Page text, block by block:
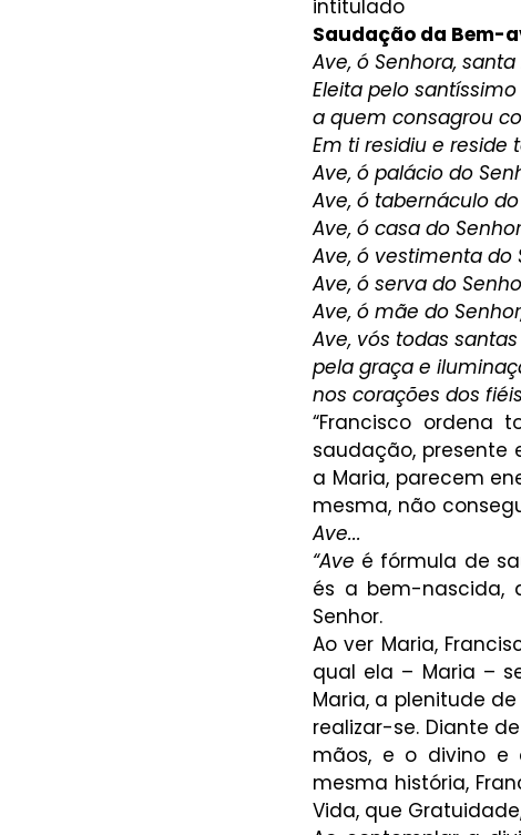
intitulado
Saudação da Bem-
Ave, ó Senhora,
Eleita pelo santíssimo
a quem consagrou
Em ti residiu e reside
Ave, ó palácio do
Ave, ó tabernáculo
Ave, ó casa do
Ave, ó vestimenta do
Ave, ó serva do
Ave, ó mãe do
Ave, vós todas
pela graça e
nos corações dos
“Francisco
saudação, presente
a Maria, parecem
mesma, não
Ave...
“Ave é fórmula de
és a bem-nascida,
Senhor.
Ao ver Maria,
qual ela – Maria –
Maria, a plenitude
realizar-se. Diante
mãos, e o divino e
mesma história,
Vida, que